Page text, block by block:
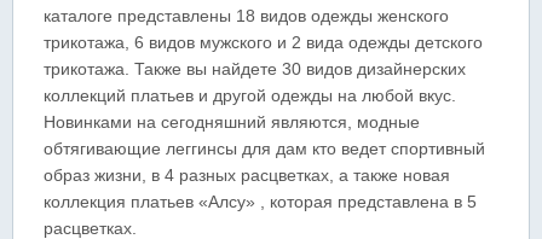
каталоге представлены 18 видов одежды женского
трикотажа, 6 видов мужского и 2 вида одежды детского
трикотажа. Также вы найдете 30 видов дизайнерских
коллекций платьев и другой одежды на любой вкус.
Новинками на сегодняшний являются, модные
обтягивающие леггинсы для дам кто ведет спортивный
образ жизни, в 4 разных расцветках, а также новая
коллекция платьев «Алсу» , которая представлена в 5
расцветках.